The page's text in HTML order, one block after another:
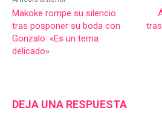
Makoke rompe su silencio
tras posponer su boda con
Gonzalo: «Es un tema
delicado»
DEJA UNA RESPUESTA